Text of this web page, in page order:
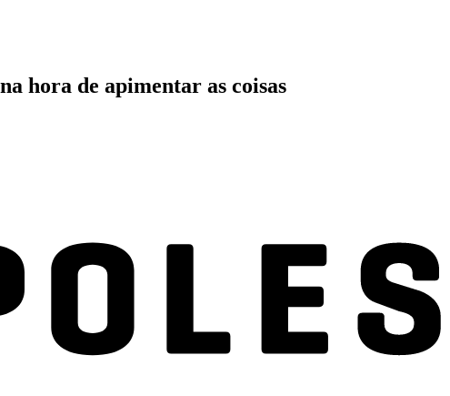
hora de apimentar as coisas